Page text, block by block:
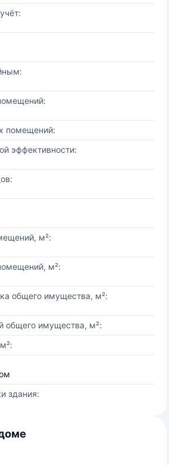
помещений:
эффективности:
м²:
м²:
общего имущества, м²:
общего имущества, м²:
здания: